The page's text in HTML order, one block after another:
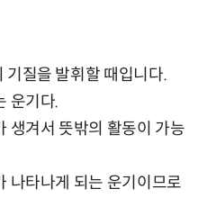
질을 발휘할 때입니다.
운기다.
생겨서 뜻밖의 활동이 가능
나타나게 되는 운기이므로